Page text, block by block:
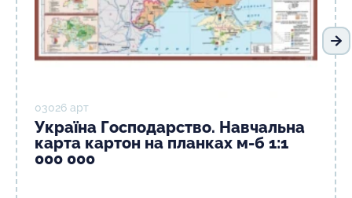
03026 арт
Україна Господарство. Навчальна
карта картон на планках м-б 1:1
000 000